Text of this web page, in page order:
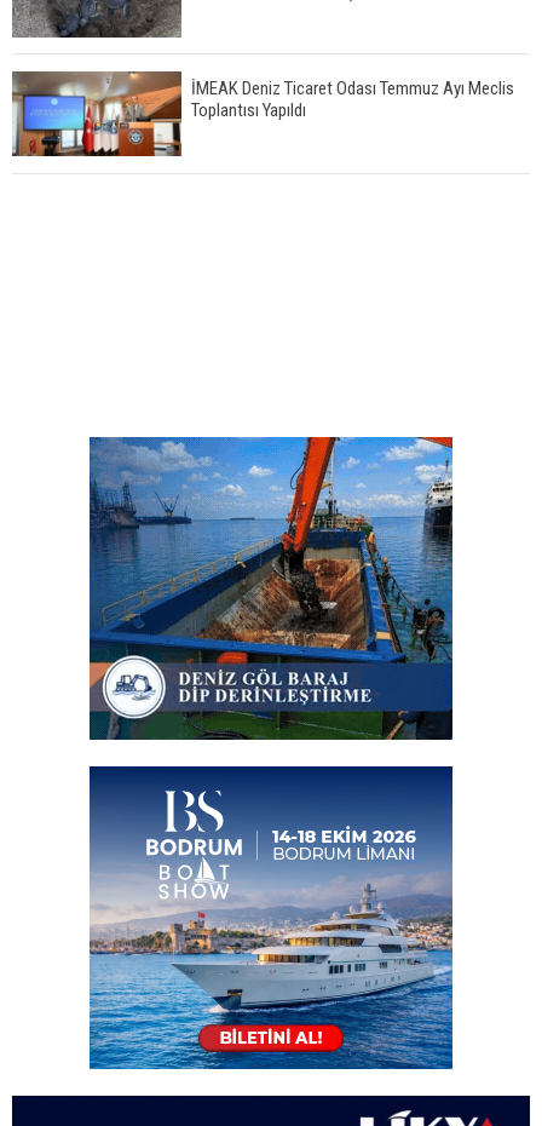
İMEAK Deniz Ticaret Odası Temmuz Ayı Meclis
Toplantısı Yapıldı